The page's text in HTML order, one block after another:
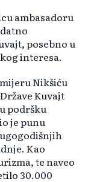
ambasadoru
posebno u
interesa.
Nikšiću
Kuvajt
podršku
je punu
Kao
te naveo
30.000